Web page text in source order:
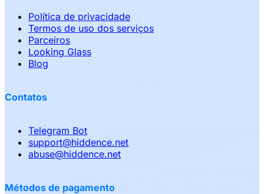
Política de privacidade
Termos de uso dos serviços
Parceiros
Looking Glass
Blog
Contatos
Telegram Bot
support@hiddence.net
abuse@hiddence.net
Métodos de pagamento